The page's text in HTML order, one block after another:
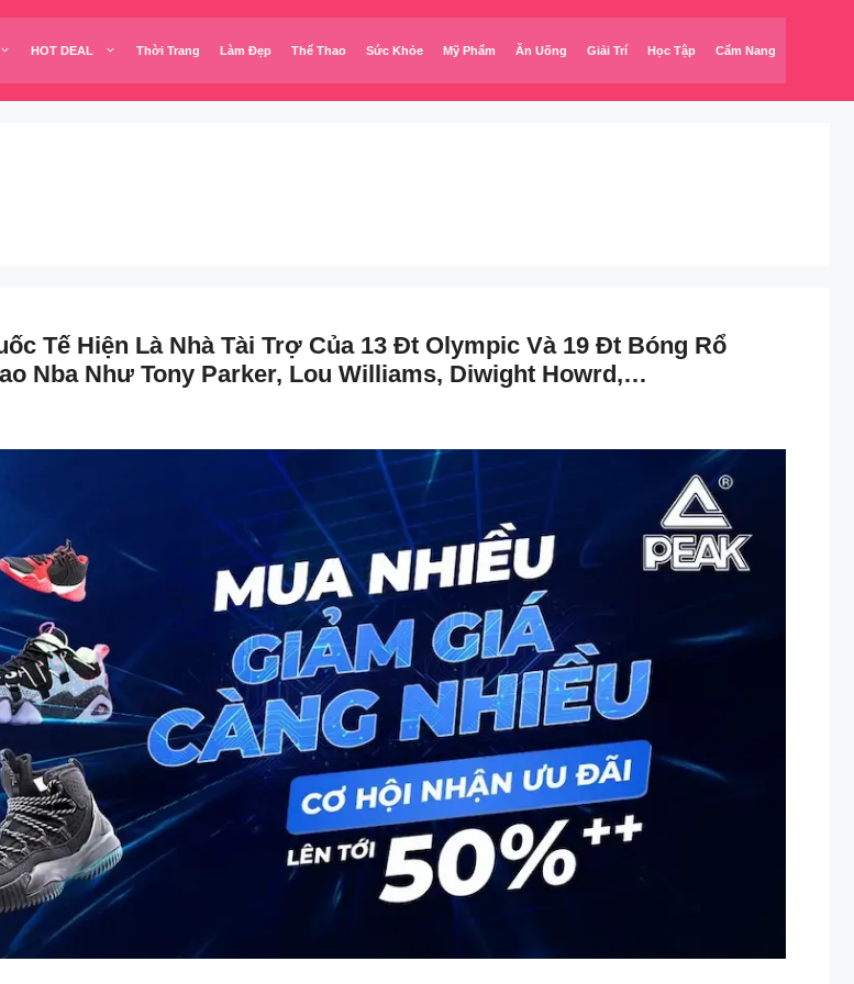
HOT DEAL Thời Trang Làm Đẹp Thể Thao Sức Khỏe Mỹ Phẩm Ăn Uống Giải Trí Học Tập Cẩm Nang
Tế Hiện Là Nhà Tài Trợ Của 13 Đt Olympic Và 19 Đt Bóng Rổ
Nba Như Tony Parker, Lou Williams, Diwight Howrd,…